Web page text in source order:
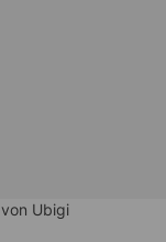
Ubigi